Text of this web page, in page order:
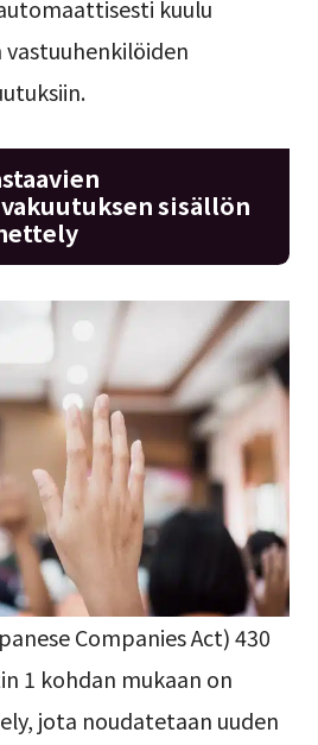
kuulu
sisällön
Companies Act) 430
1 kohdan mukaan on
jota noudatetaan uuden